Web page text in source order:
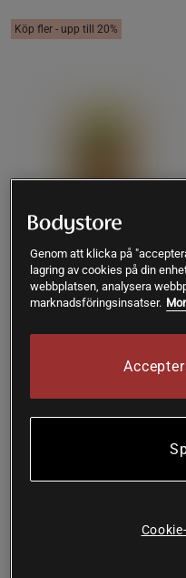
Köp fler - upp till 20%
Ekologiskt Kakaopulver 250
36 recensioner
103 kr
Köp fler - upp till 15%
Genom att klicka på
lagring av cookies på din
webbplatsen, analysera
marknadsföringsinsatser.